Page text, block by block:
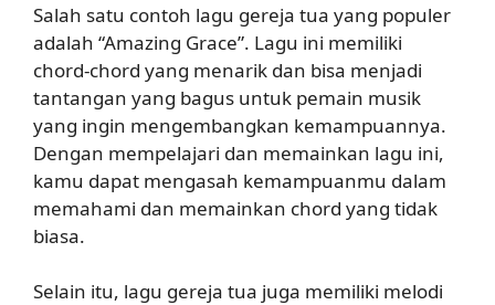
Salah satu contoh lagu gereja tua yang populer
adalah “Amazing Grace”. Lagu ini memiliki
chord-chord yang menarik dan bisa menjadi
tantangan yang bagus untuk pemain musik
yang ingin mengembangkan kemampuannya.
Dengan mempelajari dan memainkan lagu ini,
kamu dapat mengasah kemampuanmu dalam
memahami dan memainkan chord yang tidak
biasa.
Selain itu, lagu gereja tua juga memiliki melodi